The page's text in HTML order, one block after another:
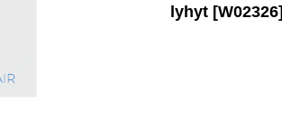
lyhyt [W02326]